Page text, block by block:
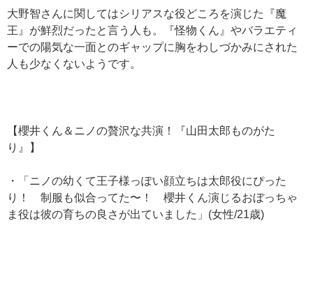
大野智さんに関してはシリアスな役どころを演じた『魔
王』が鮮烈だったと言う人も。『怪物くん』やバラエティ
ーでの陽気な一面とのギャップに胸をわしづかみにされた
人も少なくないようです。
【櫻井くん＆ニノの贅沢な共演！『山田太郎ものがた
り』】
・「ニノの幼くて王子様っぽい顔立ちは太郎役にぴった
り！ 制服も似合ってた〜！ 櫻井くん演じるおぼっちゃ
ま役は彼の育ちの良さが出ていました」(女性/21歳)